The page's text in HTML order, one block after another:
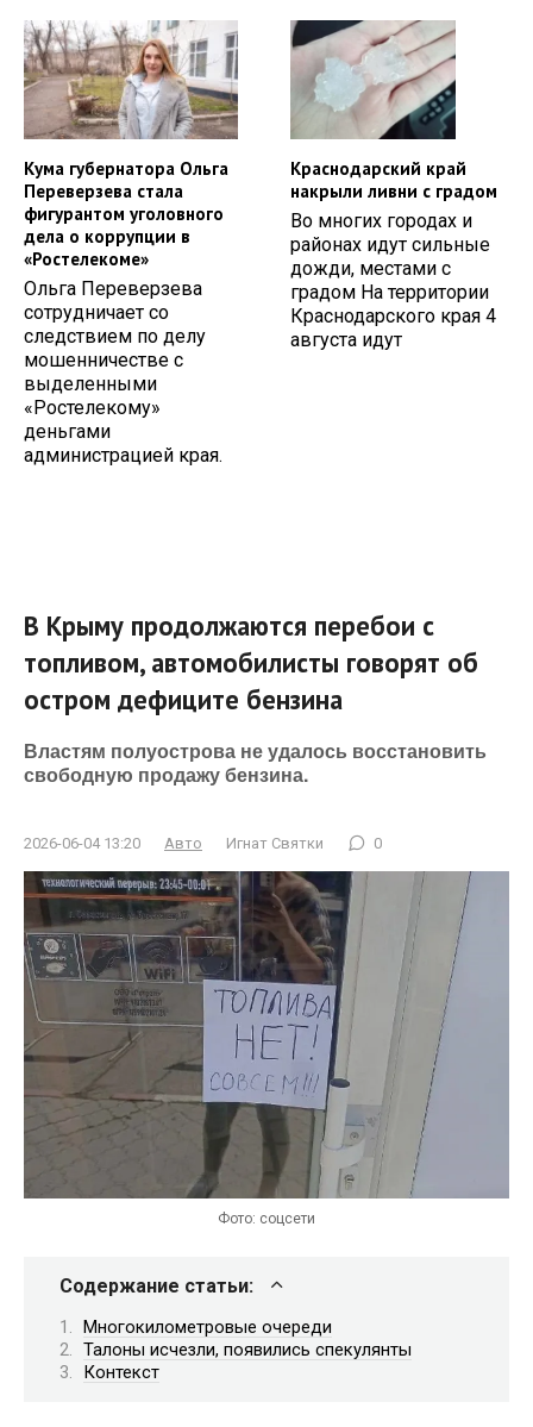
Кума губернатора Ольга
Переверзева стала
фигурантом уголовного
дела о коррупции в
«Ростелекоме»
Ольга Переверзева
сотрудничает со
следствием по делу
мошенничестве с
выделенными
«Ростелекому»
деньгами
администрацией края.
Краснодарский край
накрыли ливни с градом
Во многих городах и
районах идут сильные
дожди, местами с
градом На территории
Краснодарского края 4
августа идут
В Крыму продолжаются перебои с
топливом, автомобилисты говорят об
остром дефиците бензина
Властям полуострова не удалось восстановить
свободную продажу бензина.
2026-06-04 13:20 Авто Игнат Святки 0
Фото: соцсети
Содержание статьи:
Многокилометровые очереди
Талоны исчезли, появились спекулянты
Контекст